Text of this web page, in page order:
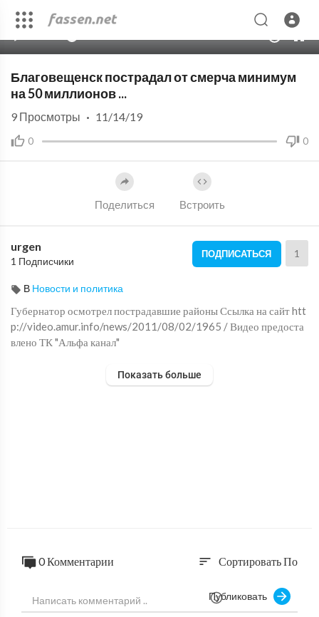
Благовещенск пострадал от смерча минимум
на 50 миллионов ...
0 0
9 Просмотры · 11/14/19
Поделиться Встроить
urgen
1 Подписчики
ПОДПИСАТЬСЯ 1
В Новости и политика
Губернатор осмотрел пострадавшие районы Ссылка на сайт htt
p://video.amur.info/news/2011/08/02/1965 / Видео предоста
влено ТК "Альфа канал"
Показать больше
0 Комментарии sort Сортировать По
Публиковать